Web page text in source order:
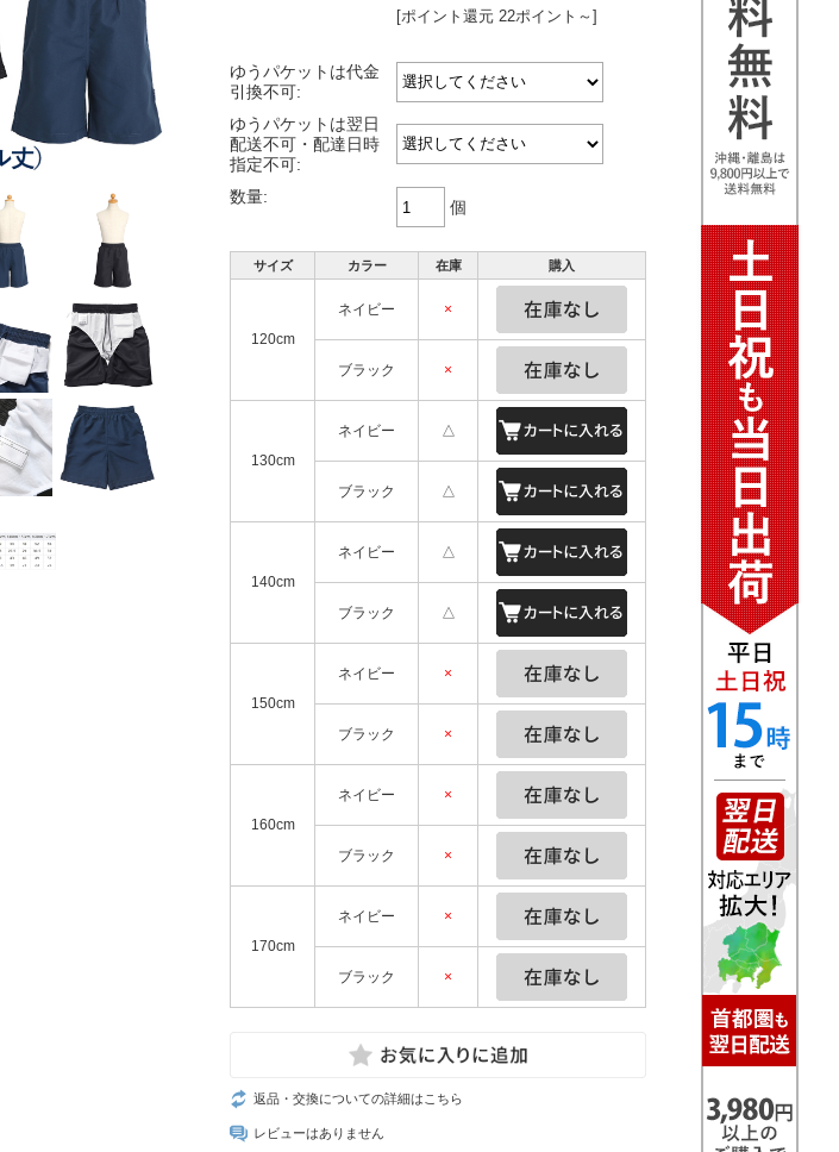
[ポイント還元 22ポイント～]
ゆうパケットは代金
引換不可:
ゆうパケットは翌日
配送不可・配達日時
指定不可:
数量:
個
サイズ カラー 在庫 購入
120cm
ネイビー ×
ブラック ×
130cm
ネイビー △
ブラック △
140cm
ネイビー △
ブラック △
150cm
ネイビー ×
ブラック ×
160cm
ネイビー ×
ブラック ×
170cm
ネイビー ×
ブラック ×
返品・交換についての詳細はこちら
レビューはありません